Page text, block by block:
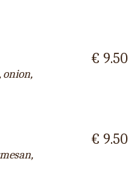
onion,
€ 9.50
€ 9.50